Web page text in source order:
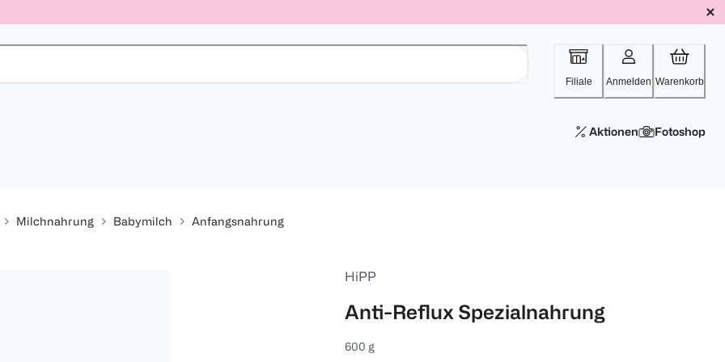
Filiale Anmelden Warenkorb
Aktionen Fotoshop
Milchnahrung Babymilch Anfangsnahrung
HiPP
Anti-Reflux Spezialnahrung
600 g